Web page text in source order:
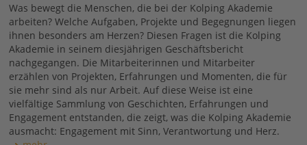
Was bewegt die Menschen, die bei der Kolping Akademie
arbeiten? Welche Aufgaben, Projekte und Begegnungen liegen
ihnen besonders am Herzen? Diesen Fragen ist die Kolping
Akademie in seinem diesjährigen Geschäftsbericht
nachgegangen. Die Mitarbeiterinnen und Mitarbeiter
erzählen von Projekten, Erfahrungen und Momenten, die für
sie mehr sind als nur Arbeit. Auf diese Weise ist eine
vielfältige Sammlung von Geschichten, Erfahrungen und
Engagement entstanden, die zeigt, was die Kolping Akademie
ausmacht: Engagement mit Sinn, Verantwortung und Herz.